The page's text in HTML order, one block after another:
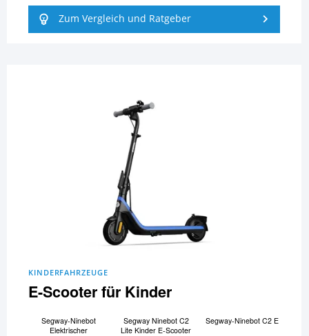
Zum Vergleich und Ratgeber
KINDERFAHRZEUGE
E-Scooter für Kinder
Segway-Ninebot
Elektrischer
Segway Ninebot C2
Lite Kinder E-Scooter
Segway-Ninebot C2 E